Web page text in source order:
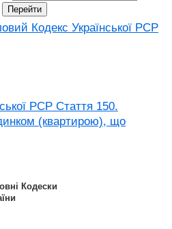
Кодекс Української РСР
РСР Стаття 150.
(квартирою), що
Кодески